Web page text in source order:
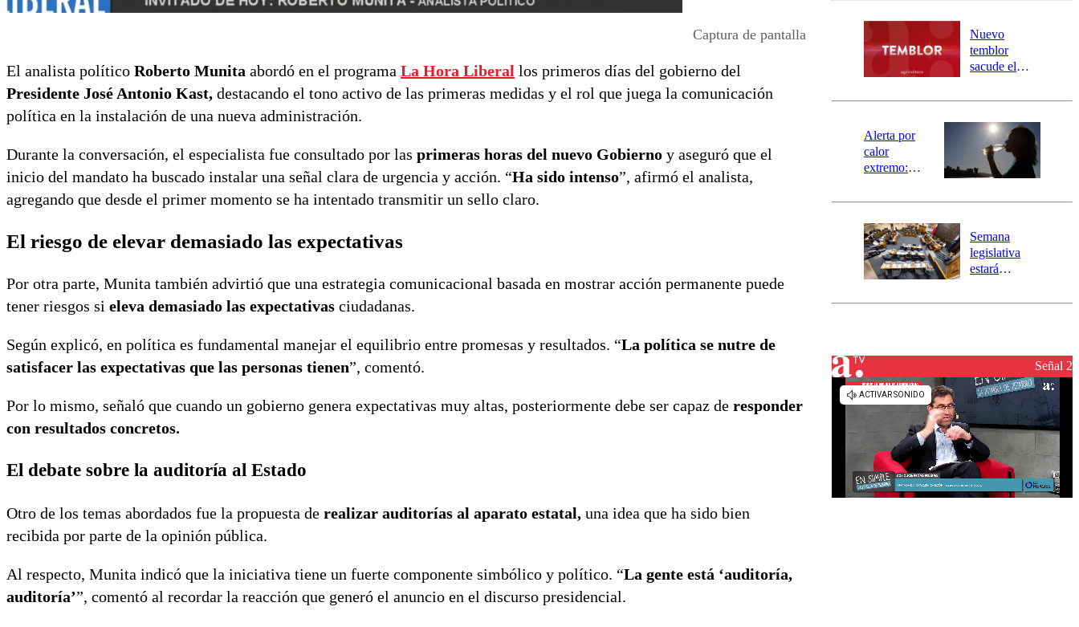
Captura de pantalla
El analista político Roberto Munita abordó en el programa La Hora Liberal los primeros días del gobierno del
Presidente José Antonio Kast, destacando el tono activo de las primeras medidas y el rol que juega la comunicación
política en la instalación de una nueva administración.
Durante la conversación, el especialista fue consultado por las primeras horas del nuevo Gobierno y aseguró que el
inicio del mandato ha buscado instalar una señal clara de urgencia y acción. “Ha sido intenso”, afirmó el analista,
agregando que desde el primer momento se ha intentado transmitir un sello claro.
El riesgo de elevar demasiado las expectativas
Por otra parte, Munita también advirtió que una estrategia comunicacional basada en mostrar acción permanente puede
tener riesgos si eleva demasiado las expectativas ciudadanas.
Según explicó, en política es fundamental manejar el equilibrio entre promesas y resultados. “La política se nutre de
satisfacer las expectativas que las personas tienen”, comentó.
Por lo mismo, señaló que cuando un gobierno genera expectativas muy altas, posteriormente debe ser capaz de responder
con resultados concretos.
El debate sobre la auditoría al Estado
Otro de los temas abordados fue la propuesta de realizar auditorías al aparato estatal, una idea que ha sido bien
recibida por parte de la opinión pública.
Al respecto, Munita indicó que la iniciativa tiene un fuerte componente simbólico y político. “La gente está ‘auditoría,
auditoría’”, comentó al recordar la reacción que generó el anuncio en el discurso presidencial.
río Damas:
activa
mensajería
SAE
Nuevo
temblor
sacude el
revisa la
epicentro
Alerta por
calor
extremo:
activa Alerta
Preventiva en
tres comunas
Semana
legislativa
estará
el fin de la
reconstrucciónSeñal 2